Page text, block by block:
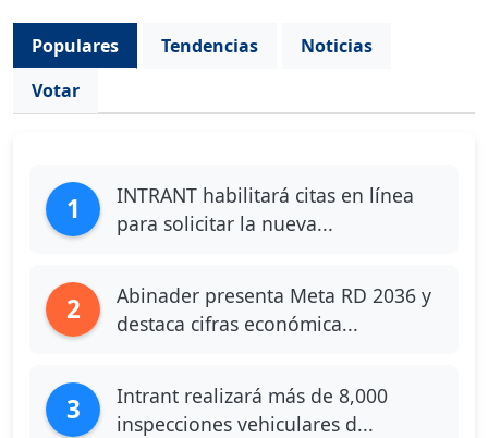
Populares Tendencias
Noticias
Votar
1
INTRANT habilitará citas en línea
para solicitar la nueva...
2
Abinader presenta Meta RD 2036 y
destaca cifras económica...
3
Intrant realizará más de 8,000
inspecciones vehiculares d...